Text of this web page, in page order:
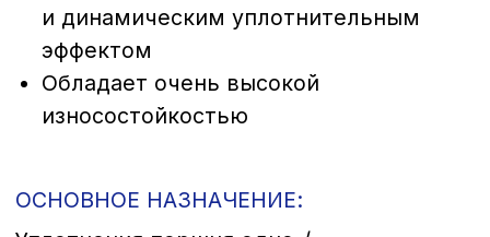
ОБЛАСТИ ПРИМЕНЕНИЯ:
Стандартные цилиндры для
позиционирования устройств,
мобильная гидравлика и др.
PTFE/NBR или PTFE/FPM, X-PU/NBR